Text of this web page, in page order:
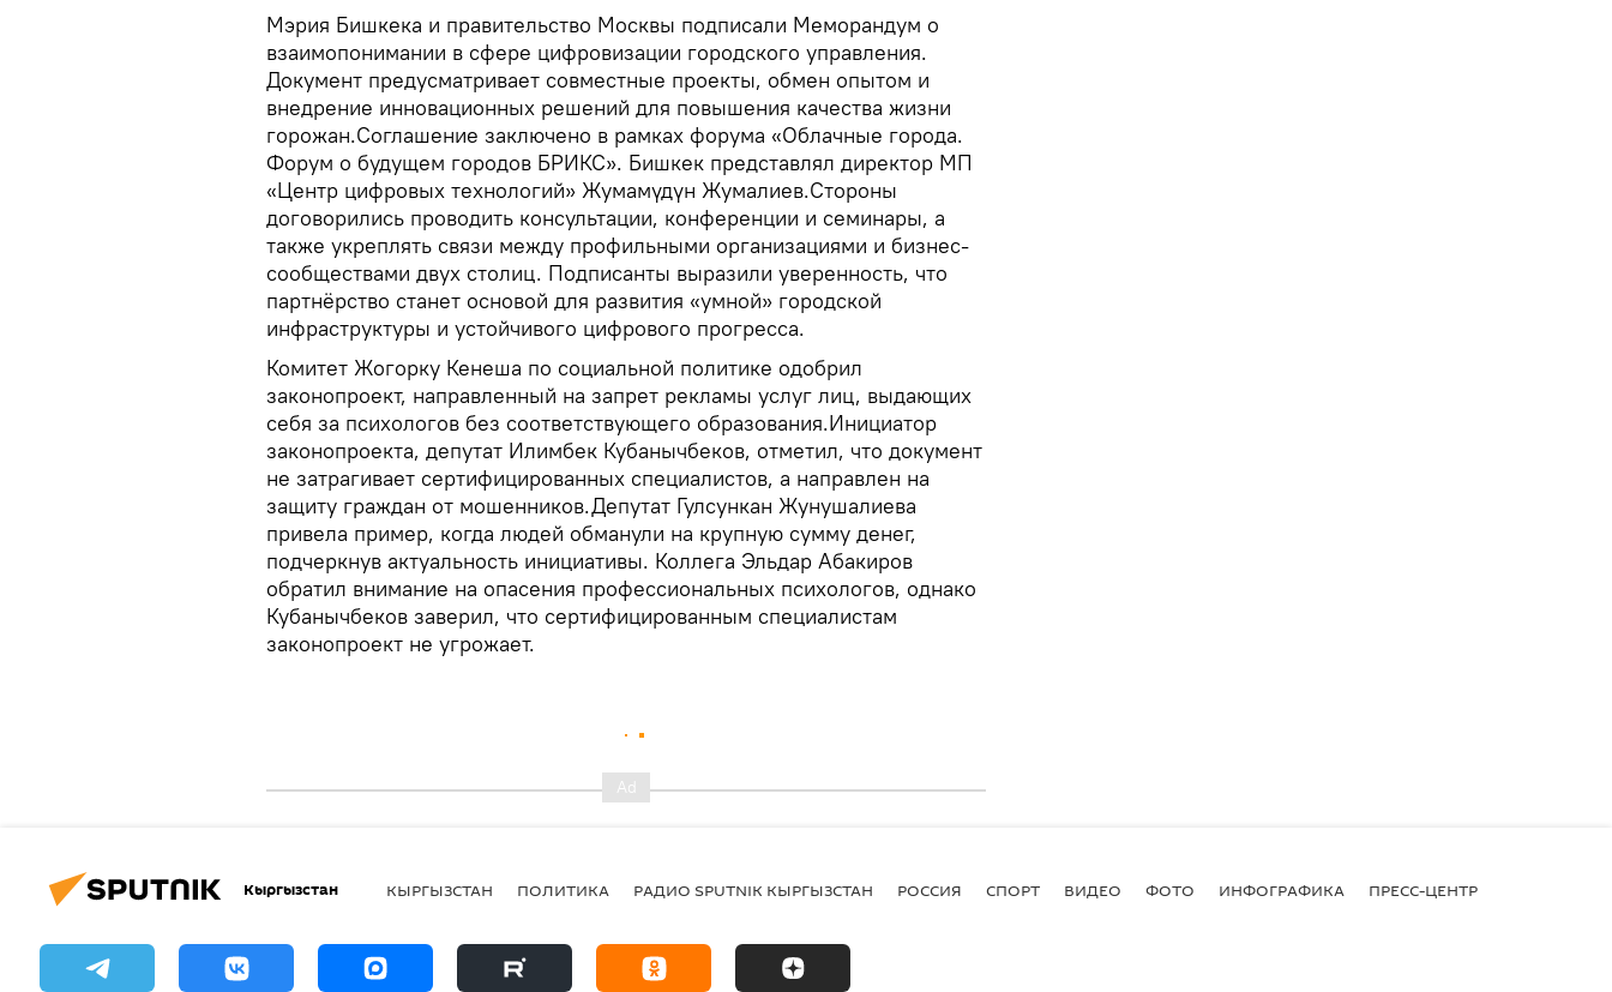
Мэрия Бишкека и правительство Москвы подписали Меморандум о
взаимопонимании в сфере цифровизации городского управления.
Документ предусматривает совместные проекты, обмен опытом и
внедрение инновационных решений для повышения качества жизни
горожан.Соглашение заключено в рамках форума «Облачные города.
Форум о будущем городов БРИКС». Бишкек представлял директор МП
«Центр цифровых технологий» Жумамүдүн Жумалиев.Стороны
договорились проводить консультации, конференции и семинары, а
также укреплять связи между профильными организациями и бизнес-
сообществами двух столиц. Подписанты выразили уверенность, что
партнёрство станет основой для развития «умной» городской
инфраструктуры и устойчивого цифрового прогресса.
Комитет Жогорку Кенеша по социальной политике одобрил
законопроект, направленный на запрет рекламы услуг лиц, выдающих
себя за психологов без соответствующего образования.Инициатор
законопроекта, депутат Илимбек Кубанычбеков, отметил, что документ
не затрагивает сертифицированных специалистов, а направлен на
защиту граждан от мошенников.Депутат Гулсункан Жунушалиева
привела пример, когда людей обманули на крупную сумму денег,
подчеркнув актуальность инициативы. Коллега Эльдар Абакиров
обратил внимание на опасения профессиональных психологов, однако
Кубанычбеков заверил, что сертифицированным специалистам
законопроект не угрожает.
Кыргызстан КЫРГЫЗСТАН ПОЛИТИКА РАДИО SPUTNIK КЫРГЫЗСТАН РОССИЯ СПОРТ ВИДЕО ФОТО ИНФОГРАФИКА ПРЕСС-ЦЕНТР